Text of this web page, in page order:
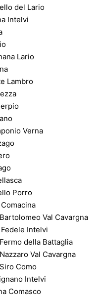
del Lario
Intelvi
Lario
Lambro
Verna
Porro
Val Cavargna
Intelvi
della Battaglia
Val Cavargna
Como
Intelvi
Comasco